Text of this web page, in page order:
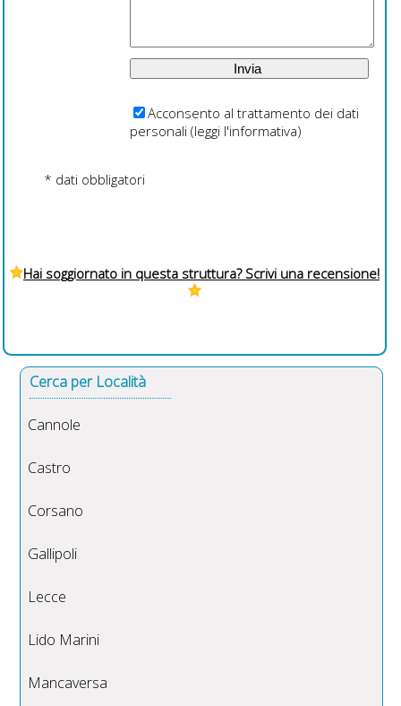
Acconsento al trattamento dei dati
personali (leggi l'informativa)
* dati obbligatori
Hai soggiornato in questa struttura? Scrivi una recensione!
Cerca per Località
Cannole
Castro
Corsano
Gallipoli
Lecce
Lido Marini
Mancaversa